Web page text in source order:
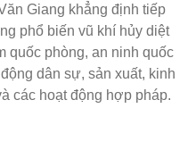
Giang khẳng định tiếp
phổ biến vũ khí hủy diệt
quốc phòng, an ninh quốc
dân sự, sản xuất, kinh
các hoạt động hợp pháp.